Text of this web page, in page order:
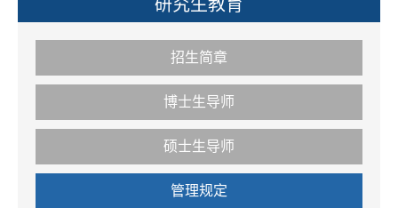
研究生教育
招生简章
博士生导师
硕士生导师
管理规定